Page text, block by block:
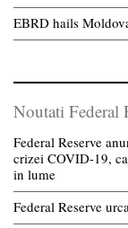
EBRD hails
Noutati Federal
Federal Reserve
crizei COVID-19,
in lume
Federal Reserve